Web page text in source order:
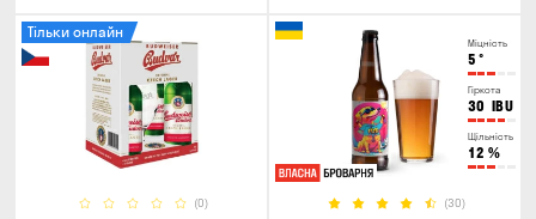
(0)
Тільки онлайн
Міцність
5 °
Гіркота
30 IBU
Щільність
12 %
(30)